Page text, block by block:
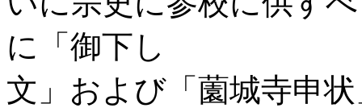
に「御下し
文」および「薗城寺申